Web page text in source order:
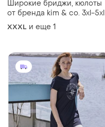
Широкие бриджи, кюлоты
от бренда kim & co. 3xl-5xl
XXXL и еще 1